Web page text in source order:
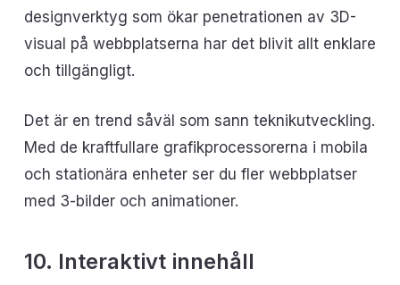
designverktyg som ökar penetrationen av 3D-
visual på webbplatserna har det blivit allt enklare
och tillgängligt.
Det är en trend såväl som sann teknikutveckling.
Med de kraftfullare grafikprocessorerna i mobila
och stationära enheter ser du fler webbplatser
med 3-bilder och animationer.
10. Interaktivt innehåll